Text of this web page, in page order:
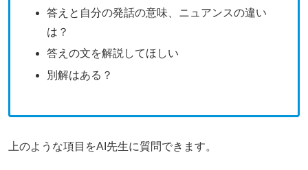
答えと自分の発話の意味、ニュアンスの違い
は？
答えの文を解説してほしい
別解はある？
上のような項目をAI先生に質問できます。